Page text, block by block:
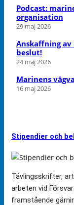
Podcast:
organisation
29 maj 2026
Anskaffning
beslut!
24 maj 2026
Marinens
16 maj 2026
Stipendier och
Tävlingsskrifter,
arbeten vid
framstående